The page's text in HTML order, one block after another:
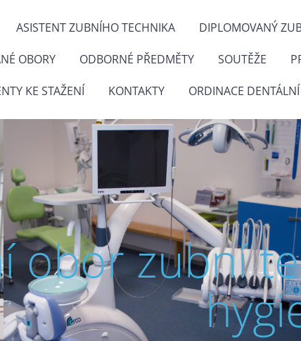
ASISTENT ZUBNÍHO TECHNIKA DIPLOMOVANÝ
OBORY ODBORNÉ PŘEDMĚTY SOUTĚŽE
KE STAŽENÍ KONTAKTY ORDINACE
obor zubní